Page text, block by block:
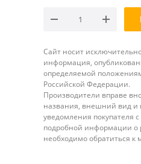
Сайт носит
информация,
определяемой
Российской Федерации.
Производители вправе
названия, внешний вид и
уведомления покупателя
подробной информации о
необходимо обратиться к